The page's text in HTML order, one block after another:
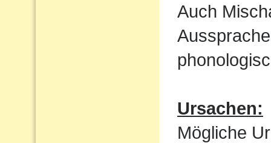
Auch
Ursachen:
Mögliche